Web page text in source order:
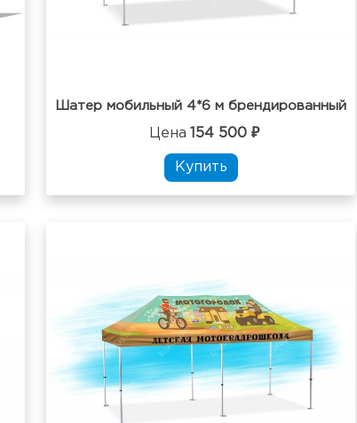
Шатер мобильный 4*6 м брендированный
Цена 154 500 ₽
Купить